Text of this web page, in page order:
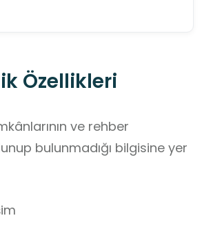
Özellikleri
ve rehber
bulunmadığı bilgisine yer